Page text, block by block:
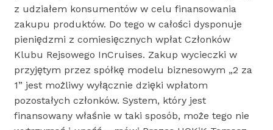
z udziałem konsumentów w celu finansowania
zakupu produktów. Do tego w całości dysponuje
pieniędzmi z comiesięcznych wpłat Członków
Klubu Rejsowego InCruises. Zakup wycieczki w
przyjętym przez spółkę modelu biznesowym „2 za
1” jest możliwy wyłącznie dzięki wpłatom
pozostałych członków. System, który jest
finansowany właśnie w taki sposób, może tego nie